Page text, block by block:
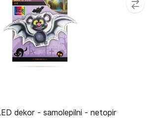
dekor - samolepilni - netopir